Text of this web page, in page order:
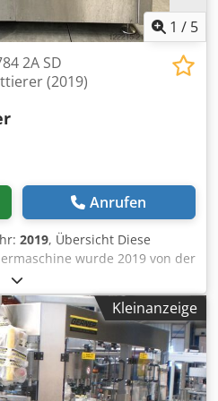
1 / 5
2A SD
(2019)
Anrufen
2019, Übersicht Diese
wurde 2019 von der
Die Maschine ist für
Glasflaschen, insbesondere
Sie ist mit zwei Kaltleim-
von Rumpf-, Halsring-
Die Maschine verfügt
Flaschentisch und eine
Etikettiervorgang.
Kleinanzeige